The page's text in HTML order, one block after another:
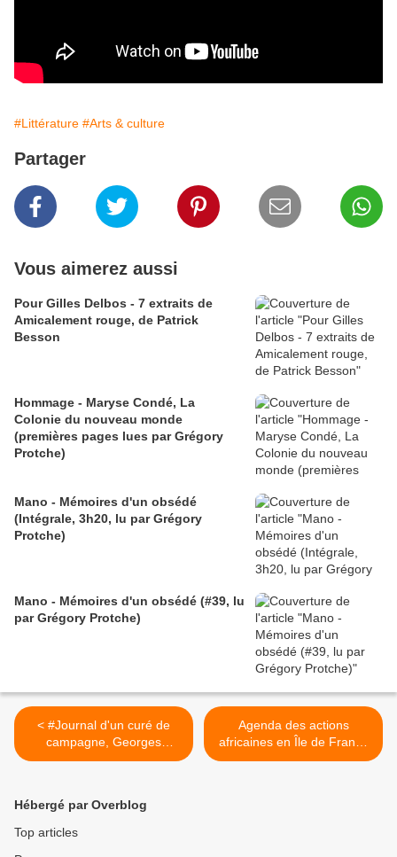
#Littérature #Arts & culture
Partager
Vous aimerez aussi
Pour Gilles Delbos - 7 extraits de
Amicalement rouge, de Patrick
Besson
Hommage - Maryse Condé, La
Colonie du nouveau monde
(premières pages lues par Grégory
Protche)
Mano - Mémoires d'un obsédé
(Intégrale, 3h20, lu par Grégory
Protche)
Mano - Mémoires d'un obsédé (#39, lu
par Grégory Protche)
< #Journal d'un curé de
campagne, Georges
Bernanos épisode 35
Agenda des actions
africaines en Île de France
Juin/Juillet 2017 >
Hébergé par Overblog
Top articles